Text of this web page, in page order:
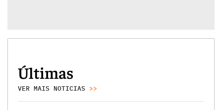
Últimas
VER MAIS NOTICIAS >>